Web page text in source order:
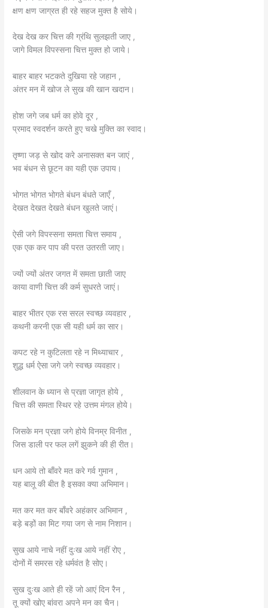
क्षण क्षण जाग्रत ही रहे सहज मुक्त है सोये।
देख देख कर चित्त की ग्रंथि सुलझती जाए ,
जागे विमल विपस्सना चित्त मुक्त हो जाये।
बाहर बाहर भटकते दुखिया रहे जहान ,
अंतर मन में खोज ले सुख की खान खदान।
होश जगे जब धर्म का होवे दूर ,
प्रमाद स्वदर्शन करते हुए चखे मुक्ति का स्वाद।
तृष्णा जड़ से खोद करे अनासक्त बन जाएं ,
भव बंधन से छूटन का यही एक उपाय।
भोगत भोगत भोगते बंधन बंधते जाएँ ,
देखत देखत देखते बंधन खुलते जाएं।
ऐसी जगे विपस्सना समता चित्त समाय ,
एक एक कर पाप की परत उतरती जाए।
ज्यों ज्यों अंतर जगत में समता छाती जाए
काया वाणी चित्त की कर्म सुधरते जाएं।
बाहर भीतर एक रस सरल स्वच्छ व्यवहार ,
कथनी करनी एक सी यही धर्म का सार।
कपट रहे न कुटिलता रहे न मिथ्याचार ,
शुद्ध धर्म ऐसा जगे जगे स्वच्छ व्यवहार।
शीलवान के ध्यान से प्रज्ञा जागृत होये ,
चित्त की समता स्थिर रहे उत्तम मंगल होये।
जिसके मन प्रज्ञा जगे होये विनम्र विनीत ,
जिस डाली पर फल लगें झुकने की ही रीत।
धन आये तो बाँवरे मत करे गर्व गुमान ,
यह बालू की बीत है इसका क्या अभिमान।
मत कर मत कर बाँवरे अहंकार अभिमान ,
बड़े बड़ों का मिट गया जग से नाम निशान।
सुख आये नाचे नहीं दुःख आये नहीं रोए ,
दोनों में समरस रहे धर्मवंत है सोए।
सुख दुःख आते ही रहें जो आएं दिन रैन ,
तू क्यों खोए बांवरा अपने मन का चैन।